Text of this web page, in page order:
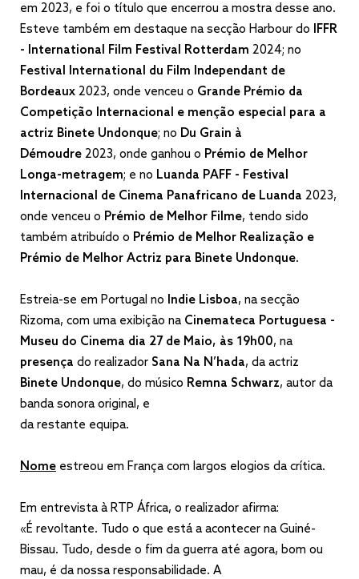
em 2023, e foi o título que encerrou a mostra desse ano.
Esteve também em destaque na secção Harbour do IFFR
- International Film Festival Rotterdam 2024; no
Festival International du Film Independant de
Bordeaux 2023, onde venceu o Grande Prémio da
Competição Internacional e menção especial para a
actriz Binete Undonque; no Du Grain à
Démoudre 2023, onde ganhou o Prémio de Melhor
Longa-metragem; e no Luanda PAFF - Festival
Internacional de Cinema Panafricano de Luanda 2023,
onde venceu o Prémio de Melhor Filme, tendo sido
também atribuído o Prémio de Melhor Realização e
Prémio de Melhor Actriz para Binete Undonque.
Estreia-se em Portugal no Indie Lisboa, na secção
Rizoma, com uma exibição na Cinemateca Portuguesa -
Museu do Cinema dia 27 de Maio, às 19h00, na
presença do realizador Sana Na N’hada, da actriz
Binete Undonque, do músico Remna Schwarz, autor da
banda sonora original, e
da restante equipa.
Nome estreou em França com largos elogios da crítica.
Em entrevista à RTP África, o realizador afirma:
«É revoltante. Tudo o que está a acontecer na Guiné-
Bissau. Tudo, desde o fim da guerra até agora, bom ou
mau, é da nossa responsabilidade. A